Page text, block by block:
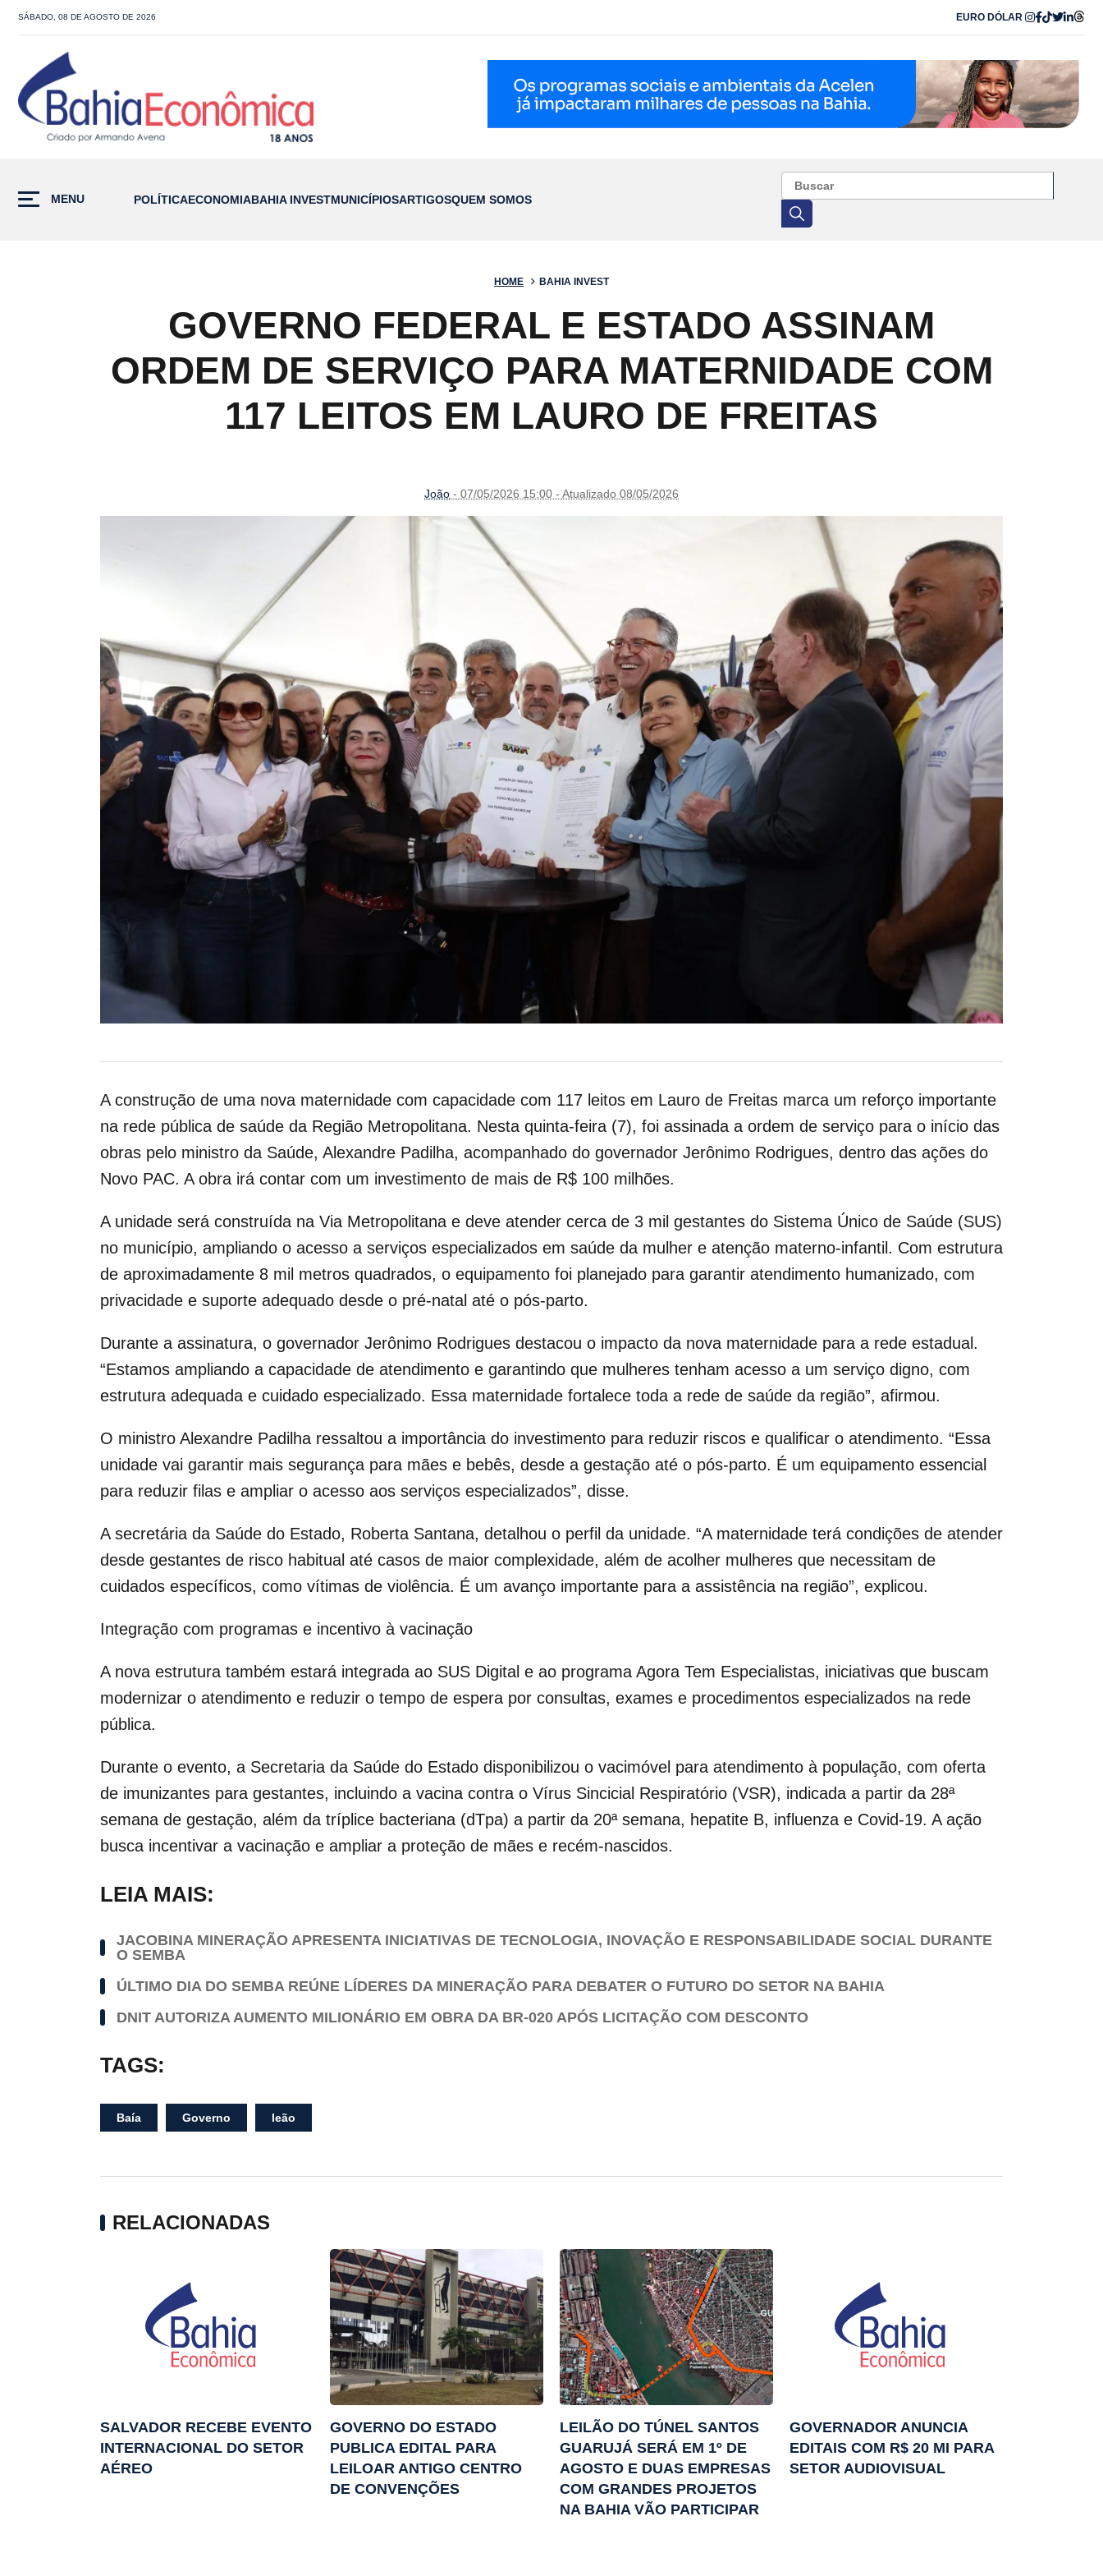
SÁBADO, 08 DE AGOSTO DE 2026 EURO DÓLAR
MENU POLÍTICAECONOMIABAHIA INVESTMUNICÍPIOSARTIGOSQUEM SOMOS
HOME BAHIA INVEST
GOVERNO FEDERAL E ESTADO ASSINAM
ORDEM DE SERVIÇO PARA MATERNIDADE COM
117 LEITOS EM LAURO DE FREITAS
João - 07/05/2026 15:00 - Atualizado 08/05/2026
A construção de uma nova maternidade com capacidade com 117 leitos em Lauro de Freitas marca um reforço importante
na rede pública de saúde da Região Metropolitana. Nesta quinta-feira (7), foi assinada a ordem de serviço para o início das
obras pelo ministro da Saúde, Alexandre Padilha, acompanhado do governador Jerônimo Rodrigues, dentro das ações do
Novo PAC. A obra irá contar com um investimento de mais de R$ 100 milhões.
A unidade será construída na Via Metropolitana e deve atender cerca de 3 mil gestantes do Sistema Único de Saúde (SUS)
no município, ampliando o acesso a serviços especializados em saúde da mulher e atenção materno-infantil. Com estrutura
de aproximadamente 8 mil metros quadrados, o equipamento foi planejado para garantir atendimento humanizado, com
privacidade e suporte adequado desde o pré-natal até o pós-parto.
Durante a assinatura, o governador Jerônimo Rodrigues destacou o impacto da nova maternidade para a rede estadual.
“Estamos ampliando a capacidade de atendimento e garantindo que mulheres tenham acesso a um serviço digno, com
estrutura adequada e cuidado especializado. Essa maternidade fortalece toda a rede de saúde da região”, afirmou.
O ministro Alexandre Padilha ressaltou a importância do investimento para reduzir riscos e qualificar o atendimento. “Essa
unidade vai garantir mais segurança para mães e bebês, desde a gestação até o pós-parto. É um equipamento essencial
para reduzir filas e ampliar o acesso aos serviços especializados”, disse.
A secretária da Saúde do Estado, Roberta Santana, detalhou o perfil da unidade. “A maternidade terá condições de atender
desde gestantes de risco habitual até casos de maior complexidade, além de acolher mulheres que necessitam de
cuidados específicos, como vítimas de violência. É um avanço importante para a assistência na região”, explicou.
Integração com programas e incentivo à vacinação
A nova estrutura também estará integrada ao SUS Digital e ao programa Agora Tem Especialistas, iniciativas que buscam
modernizar o atendimento e reduzir o tempo de espera por consultas, exames e procedimentos especializados na rede
pública.
Durante o evento, a Secretaria da Saúde do Estado disponibilizou o vacimóvel para atendimento à população, com oferta
de imunizantes para gestantes, incluindo a vacina contra o Vírus Sincicial Respiratório (VSR), indicada a partir da 28ª
semana de gestação, além da tríplice bacteriana (dTpa) a partir da 20ª semana, hepatite B, influenza e Covid-19. A ação
busca incentivar a vacinação e ampliar a proteção de mães e recém-nascidos.
LEIA MAIS:
JACOBINA MINERAÇÃO APRESENTA INICIATIVAS DE TECNOLOGIA, INOVAÇÃO E RESPONSABILIDADE SOCIAL DURANTE
O SEMBA
ÚLTIMO DIA DO SEMBA REÚNE LÍDERES DA MINERAÇÃO PARA DEBATER O FUTURO DO SETOR NA BAHIA
DNIT AUTORIZA AUMENTO MILIONÁRIO EM OBRA DA BR-020 APÓS LICITAÇÃO COM DESCONTO
TAGS:
Baía Governo leão
RELACIONADAS
SALVADOR RECEBE EVENTO
INTERNACIONAL DO SETOR
AÉREO
GOVERNO DO ESTADO
PUBLICA EDITAL PARA
LEILOAR ANTIGO CENTRO
DE CONVENÇÕES
LEILÃO DO TÚNEL SANTOS
GUARUJÁ SERÁ EM 1º DE
AGOSTO E DUAS EMPRESAS
COM GRANDES PROJETOS
NA BAHIA VÃO PARTICIPAR
GOVERNADOR ANUNCIA
EDITAIS COM R$ 20 MI PARA
SETOR AUDIOVISUAL